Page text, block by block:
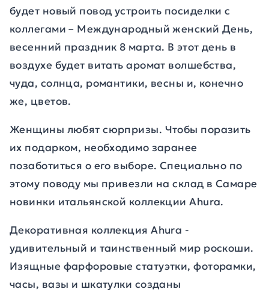
будет новый повод устроить посиделки с
коллегами – Международный женский День,
весенний праздник 8 марта. В этот день в
воздухе будет витать аромат волшебства,
чуда, солнца, романтики, весны и, конечно
же, цветов.
Женщины любят сюрпризы. Чтобы поразить
их подарком, необходимо заранее
позаботиться о его выборе. Специально по
этому поводу мы привезли на склад в Самаре
новинки итальянской коллекции Ahura.
Декоративная коллекция Ahura -
удивительный и таинственный мир роскоши.
Изящные фарфоровые статуэтки, фоторамки,
часы, вазы и шкатулки созданы